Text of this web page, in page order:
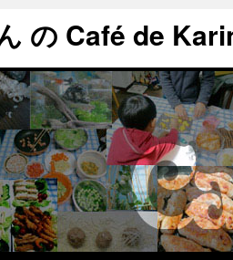
の Café de